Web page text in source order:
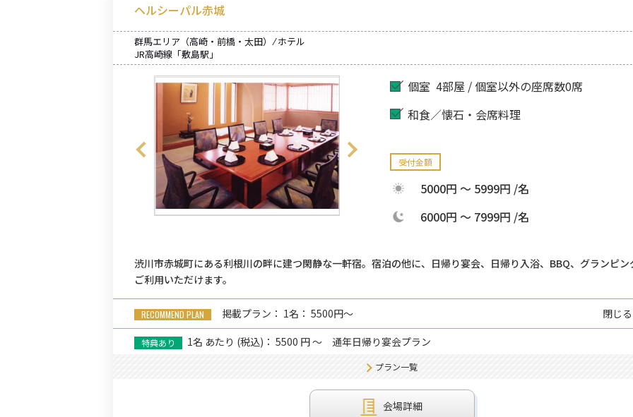
ヘルシーパル赤城
群馬エリア（高崎・前橋・太田） ⁄ ホテル
JR高崎線「敷島駅」
個室 4部屋 / 個室以外の座席数0席
和食／懐石・会席料理
受付金額
5000円 ～ 5999円 /名
6000円 ～ 7999円 /名
渋川市赤城町にある利根川の畔に建つ閑静な一軒宿。宿泊の他に、日帰り宴会、日帰り入浴、BBQ、グランピン
ご利用いただけます。
掲載プラン： 1名： 5500円～
閉じる
1名 あたり (税込)： 5500 円 ～ 通年日帰り宴会プラン
プラン一覧
会場詳細